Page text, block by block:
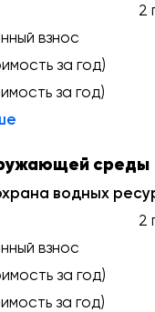
2
взнос
за год)
за год)
среды
водных
2
взнос
за год)
за год)